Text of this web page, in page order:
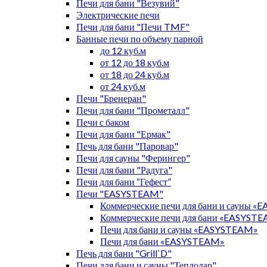
Печи для бани "Везувий"
Электрические печи
Печи для бани "Печи TMF"
Банные печи по объему парной
до 12 куб.м
от 12 до 18 куб.м
от 18 до 24 куб.м
от 24 куб.м
Печи "Бренеран"
Печи для бани "Прометалл"
Печи с баком
Печи для бани "Ермак"
Печь для бани "Паровар"
Печи для сауны "Ферингер"
Печи для бани "Радуга"
Печи для бани “Гефест”
Печи "EASYSTEAM"
Коммерческие печи для бани и сауны
Коммерческие печи для бани
Печи для бани и сауны «EASYSTEAM»
Печи для бани «EASYSTEAM»
Печь для бани "Grill`D"